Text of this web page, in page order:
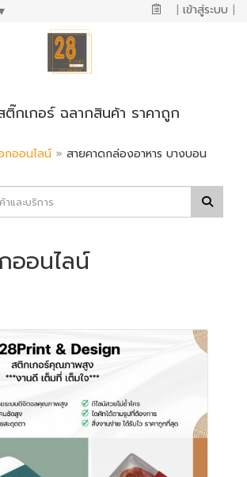
| เข้าสู่ระบบ |
ติ๊กเกอร์ ฉลากสินค้า ราคาถูก
กออนไลน์ » สายคาดกล่องอาหาร บางบอน
ออนไลน์